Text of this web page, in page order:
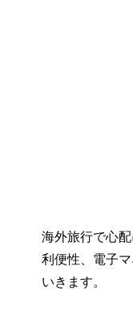
海外旅行で心
利便性、電子
いきます。